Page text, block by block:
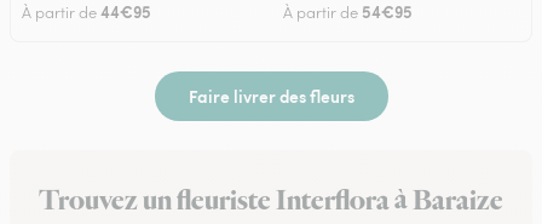
À partir de44€95 À partir de 54€95
Faire livrer des fleurs
Trouvez un fleuriste Interflora à Baraize